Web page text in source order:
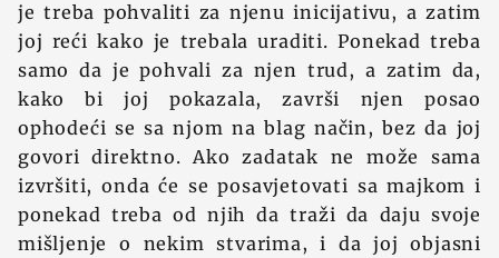
je treba pohvaliti za njenu inicijativu, a zatim
joj reći kako je trebala uraditi. Ponekad treba
samo da je pohvali za njen trud, a zatim da,
kako bi joj pokazala, završi njen posao
ophodeći se sa njom na blag način, bez da joj
govori direktno. Ako zadatak ne može sama
izvršiti, onda će se posavjetovati sa majkom i
ponekad treba od njih da traži da daju svoje
mišljenje o nekim stvarima, i da joj objasni